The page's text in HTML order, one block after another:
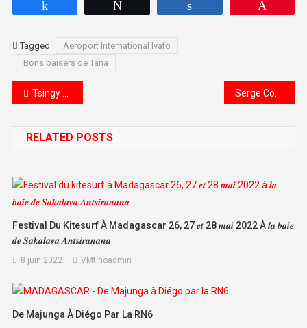
Tagged
Aeroport International Ivato
Bons baisers de Tana
Navigation de l’article
Tsingy de Bemaraha Trésor naturel pour les Voyageurs aventuriers1
RELATED POSTS
Festival Du Kitesurf À Madagascar 26, 27 𝒆𝒕 28 𝒎𝒂𝒊 2022 À 𝒍𝒂 𝒃𝒂𝒊𝒆
𝒅𝒆 𝑺𝒂𝒌𝒂𝒍𝒂𝒗𝒂 𝑨𝒏𝒕𝒔𝒊𝒓𝒂𝒏𝒂𝒏𝒂
8 juin 2022 VMtinoadmin
De Majunga À Diégo Par La RN6